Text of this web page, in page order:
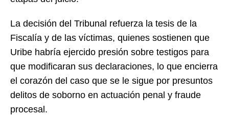
La decisión del Tribunal refuerza la tesis de la
Fiscalía y de las víctimas, quienes sostienen que
Uribe habría ejercido presión sobre testigos para
que modificaran sus declaraciones, lo que encierra
el corazón del caso que se le sigue por presuntos
delitos de soborno en actuación penal y fraude
procesal.